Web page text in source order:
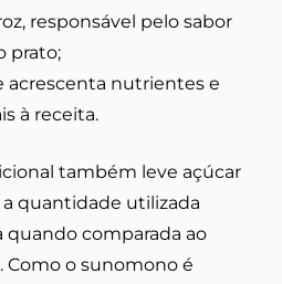
responsável pelo sabor
prato;
acrescenta nutrientes e
à receita.
também leve açúcar
quantidade utilizada
comparada ao
o sunomono é